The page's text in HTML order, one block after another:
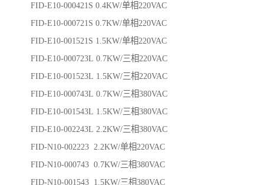
FID-E10-000421S 0.4KW/单相220VAC
FID-E10-000721S 0.7KW/单相220VAC
FID-E10-001521S 1.5KW/单相220VAC
FID-E10-000723L 0.7KW/三相220VAC
FID-E10-001523L 1.5KW/三相220VAC
FID-E10-000743L 0.7KW/三相380VAC
FID-E10-001543L 1.5KW/三相380VAC
FID-E10-002243L 2.2KW/三相380VAC
FID-N10-002223 2.2KW/单相220VAC
FID-N10-000743 0.7KW/三相380VAC
FID-N10-001543 1.5KW/三相380VAC